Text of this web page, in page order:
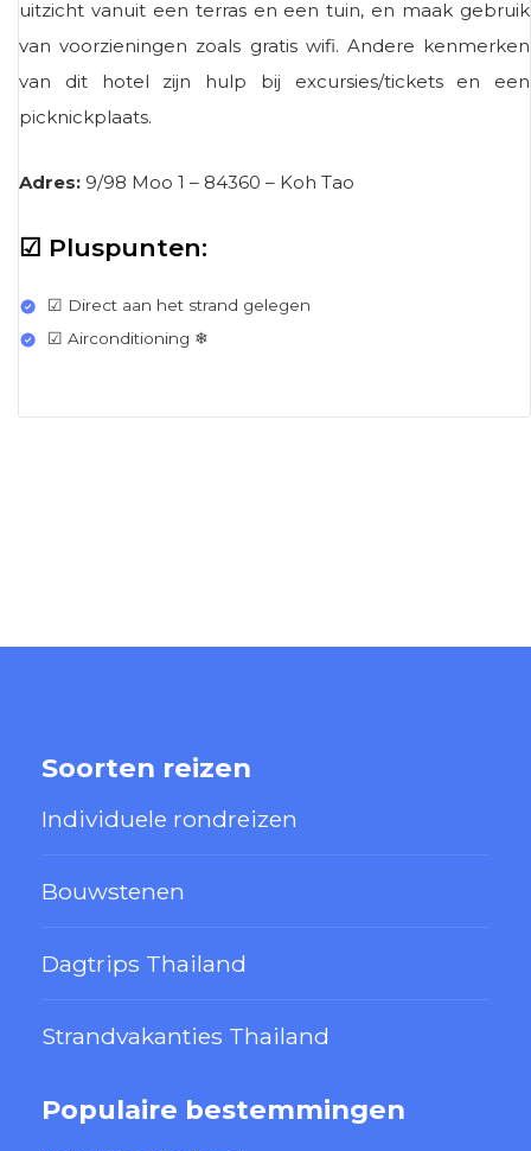
uitzicht vanuit een terras en een tuin, en maak gebruik
van voorzieningen zoals gratis wifi. Andere kenmerken
van dit hotel zijn hulp bij excursies/tickets en een
picknickplaats.
Adres: 9/98 Moo 1 – 84360 – Koh Tao
☑ Pluspunten:
☑ Direct aan het strand gelegen
☑ Airconditioning ❄
Soorten reizen
Individuele rondreizen
Bouwstenen
Dagtrips Thailand
Strandvakanties Thailand
Populaire bestemmingen